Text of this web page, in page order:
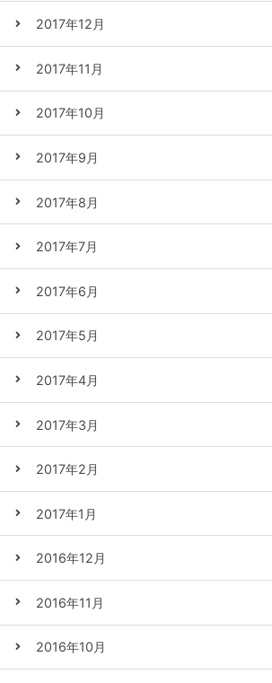
2017年12月
2017年11月
2017年10月
2017年9月
2017年8月
2017年7月
2017年6月
2017年5月
2017年4月
2017年3月
2017年2月
2017年1月
2016年12月
2016年11月
2016年10月